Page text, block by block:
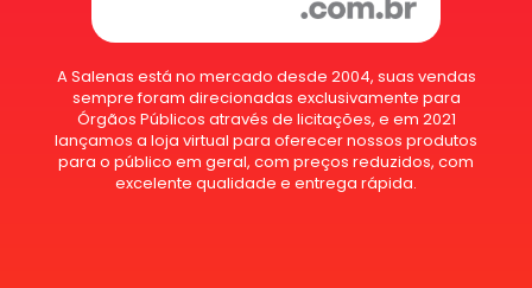
A Salenas está no mercado desde 2004, suas vendas
sempre foram direcionadas exclusivamente para
Órgãos Públicos através de licitações, e em 2021
lançamos a loja virtual para oferecer nossos produtos
para o público em geral, com preços reduzidos, com
excelente qualidade e entrega rápida.